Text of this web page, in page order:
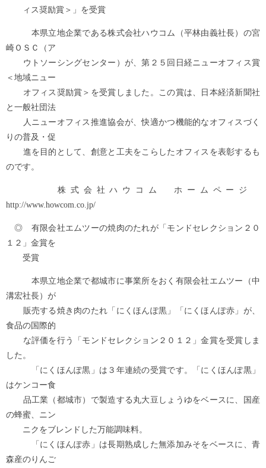
ィス奨励賞＞」を受賞
本県立地企業である株式会社ハウコム（平林由義社長）の宮
崎ＯＳＣ（ア
ウトソーシングセンター）が、第２５回日経ニューオフィス賞
＜地域ニュー
オフィス奨励賞＞を受賞しました。この賞は、日本経済新聞社
と一般社団法
人ニューオフィス推進協会が、快適かつ機能的なオフィスづく
りの普及・促
進を目的として、創意と工夫をこらしたオフィスを表彰するも
のです。
株式会社ハウコム ホームページ
http://www.howcom.co.jp/
◎ 有限会社エムツーの焼肉のたれが「モンドセレクション２０
１２」金賞を
受賞
本県立地企業で都城市に事業所をおく有限会社エムツー（中
溝宏社長）が
販売する焼き肉のたれ「にくほんぽ黒」「にくほんぽ赤」が、
食品の国際的
な評価を行う「モンドセレクション２０１２」金賞を受賞しま
した。
「にくほんぽ黒」は３年連続の受賞です。「にくほんぽ黒」
はケンコー食
品工業（都城市）で製造する丸大豆しょうゆをベースに、国産
の蜂蜜、ニン
ニクをブレンドした万能調味料。
「にくほんぽ赤」は長期熟成した無添加みそをベースに、青
森産のりんご